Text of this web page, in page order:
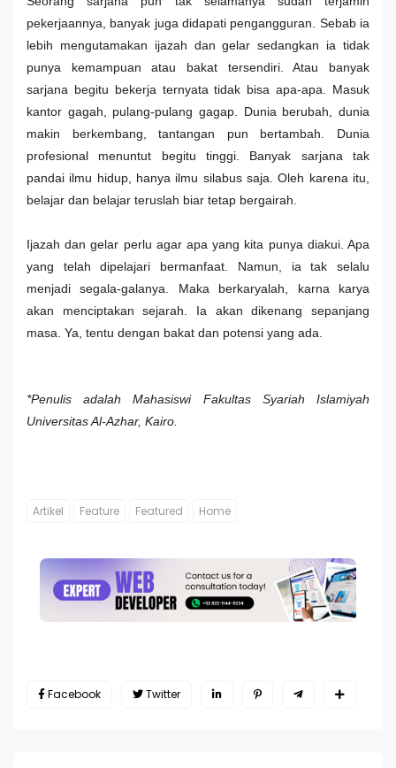
pekerjaannya, banyak juga didapati pengangguran. Sebab ia
lebih mengutamakan ijazah dan gelar sedangkan ia tidak
punya kemampuan atau bakat tersendiri. Atau banyak
sarjana begitu bekerja ternyata tidak bisa apa-apa. Masuk
kantor gagah, pulang-pulang gagap. Dunia berubah, dunia
makin berkembang, tantangan pun bertambah. Dunia
profesional menuntut begitu tinggi. Banyak sarjana tak
pandai ilmu hidup, hanya ilmu silabus saja. Oleh karena itu,
belajar dan belajar teruslah biar tetap bergairah.
Ijazah dan gelar perlu agar apa yang kita punya diakui. Apa
yang telah dipelajari bermanfaat. Namun, ia tak selalu
menjadi segala-galanya. Maka berkaryalah, karna karya
akan menciptakan sejarah. Ia akan dikenang sepanjang
masa. Ya, tentu dengan bakat dan potensi yang ada.
*Penulis adalah Mahasiswi Fakultas Syariah Islamiyah
Universitas Al-Azhar, Kairo.
Artikel Feature Featured Home
Facebook Twitter